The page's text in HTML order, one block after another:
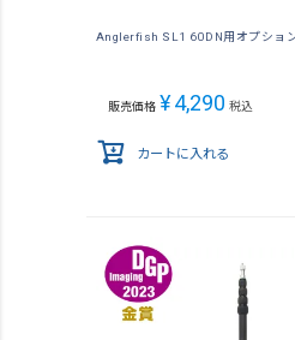
Anglerfish SL1 60DN用オプショ
販売価格 ¥4,290 税込
カートに入れる